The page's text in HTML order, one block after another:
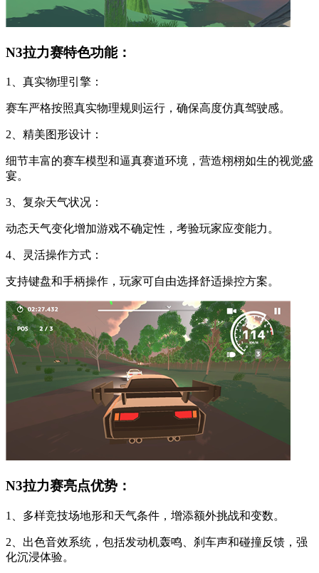
N3拉力赛特色功能：
1、真实物理引擎：
赛车严格按照真实物理规则运行，确保高度仿真驾驶感。
2、精美图形设计：
细节丰富的赛车模型和逼真赛道环境，营造栩栩如生的视觉盛
宴。
3、复杂天气状况：
动态天气变化增加游戏不确定性，考验玩家应变能力。
4、灵活操作方式：
支持键盘和手柄操作，玩家可自由选择舒适操控方案。
N3拉力赛亮点优势：
1、多样竞技场地形和天气条件，增添额外挑战和变数。
2、出色音效系统，包括发动机轰鸣、刹车声和碰撞反馈，强
化沉浸体验。